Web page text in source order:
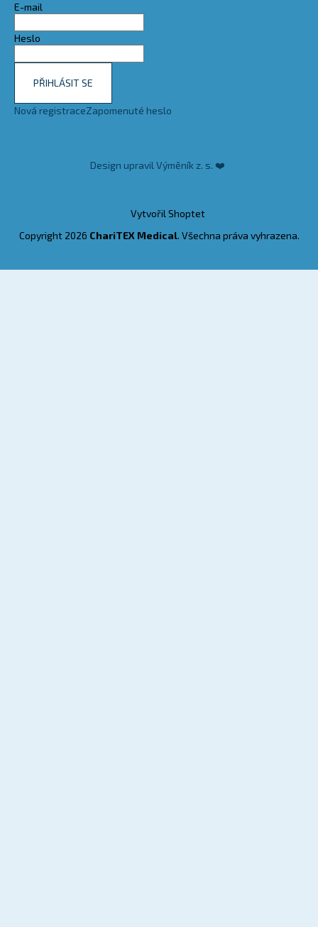
E-mail
Heslo
PŘIHLÁSIT SE
Nová registraceZapomenuté heslo
Design upravil Výměník z. s. ❤️
Vytvořil Shoptet
Copyright 2026 ChariTEX Medical. Všechna práva vyhrazena.